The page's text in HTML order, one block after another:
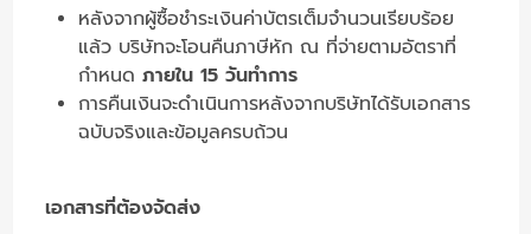
หลังจากผู้ซื้อชำระเงินค่าบัตรเต็มจำนวนเรียบร้อย
แล้ว บริษัทจะโอนคืนภาษีหัก ณ ที่จ่ายตามอัตราที่
กำหนดภายใน 15 วันทำการ
การคืนเงินจะดำเนินการหลังจากบริษัทได้รับเอกสาร
ฉบับจริงและข้อมูลครบถ้วน
เอกสารที่ต้องจัดส่ง